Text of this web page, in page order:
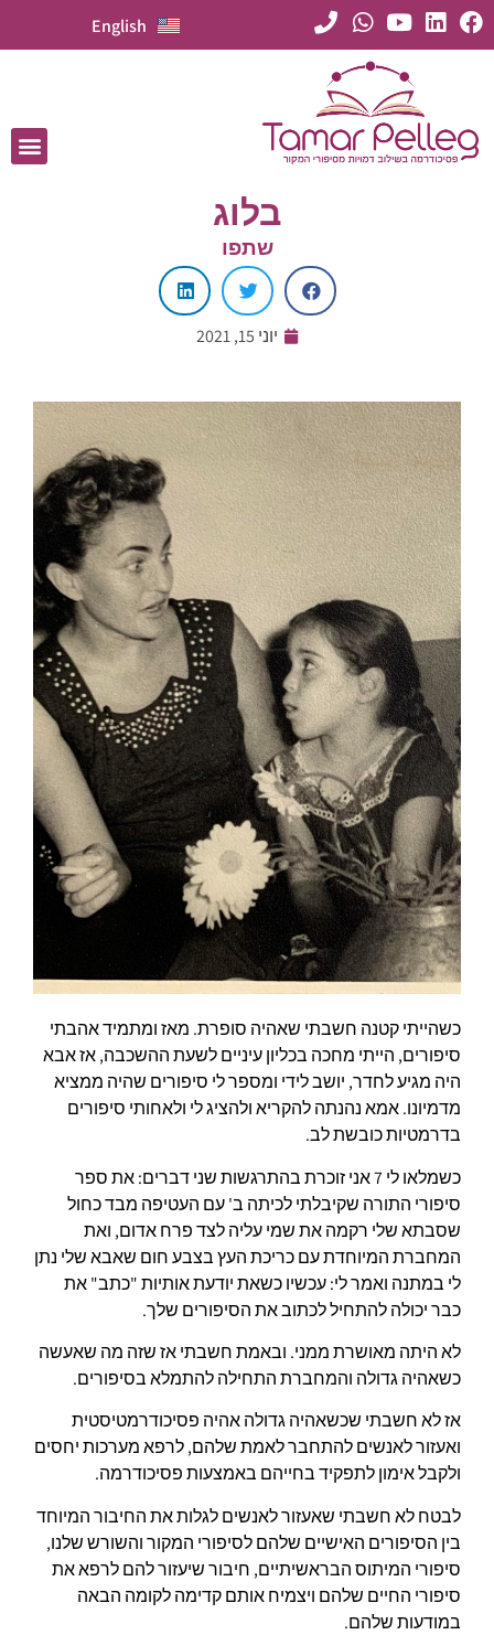
English
בלוג
שתפו
יוני 15, 2021
כשהייתי קטנה חשבתי שאהיה סופרת. מאז ומתמיד אהבתי
סיפורים, הייתי מחכה בכליון עיניים לשעת ההשכבה, אז אבא
היה מגיע לחדר, יושב לידי ומספר לי סיפורים שהיה ממציא
מדמיונו. אמא נהנתה להקריא ולהציג לי ולאחותי סיפורים
בדרמטיות כובשת לב.
כשמלאו לי 7 אני זוכרת בהתרגשות שני דברים: את ספר
סיפורי התורה שקיבלתי לכיתה ב' עם העטיפה מבד כחול
שסבתא שלי רקמה את שמי עליה לצד פרח אדום, ואת
המחברת המיוחדת עם כריכת העץ בצבע חום שאבא שלי נתן
לי במתנה ואמר לי: עכשיו כשאת יודעת אותיות "כתב" את
כבר יכולה להתחיל לכתוב את הסיפורים שלך.
לא היתה מאושרת ממני. ובאמת חשבתי אז שזה מה שאעשה
כשאהיה גדולה והמחברת התחילה להתמלא בסיפורים.
אז לא חשבתי שכשאהיה גדולה אהיה פסיכודרמטיסטית
ואעזור לאנשים להתחבר לאמת שלהם, לרפא מערכות יחסים
ולקבל אימון לתפקיד בחייהם באמצעות פסיכודרמה.
לבטח לא חשבתי שאעזור לאנשים לגלות את החיבור המיוחד
בין הסיפורים האישיים שלהם לסיפורי המקור והשורש שלנו,
סיפורי המיתוס הבראשיתיים, חיבור שיעזור להם לרפא את
סיפורי החיים שלהם ויצמיח אותם קדימה לקומה הבאה
במודעות שלהם.